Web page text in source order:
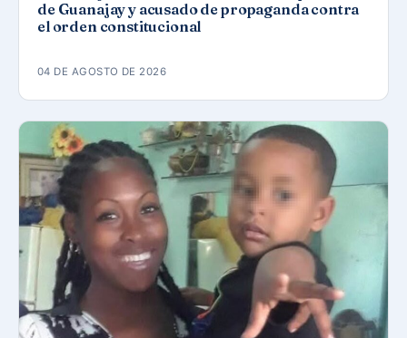
de Guanajay y acusado de propaganda contra
el orden constitucional
04 DE AGOSTO DE 2026